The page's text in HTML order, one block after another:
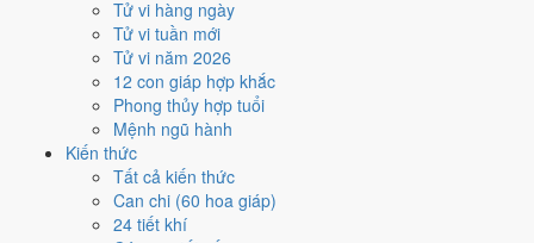
Tử vi hàng ngày
Tử vi tuần mới
Tử vi năm 2026
12 con giáp hợp khắc
Phong thủy hợp tuổi
Mệnh ngũ hành
Kiến thức
Tất cả kiến thức
Can chi (60 hoa giáp)
24 tiết khí
Đinh Dậu, nhờ người tuổi này thay mặt động thổ hoặc nhận lễ
giúp giảm phần xung của gia chủ. Cách chọn người mượn tuổi
xem tại
hướng dẫn xem tuổi làm nhà
Các cách trên dựa trên quy tắc lịch pháp truyền thống, mang tính
tham khảo văn hóa - tín ngưỡng, không thay thế quyết định chuyên
môn của bạn.
Giờ hoàng đạo ngày 10/12/2022